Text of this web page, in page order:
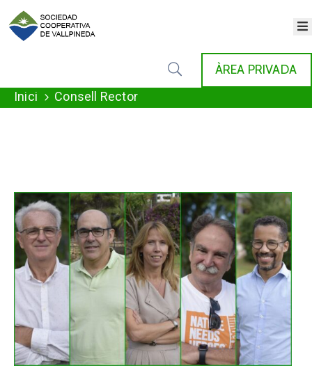
×
SERVEIS
ÀREA PRIVADA
Inici Consell Rector